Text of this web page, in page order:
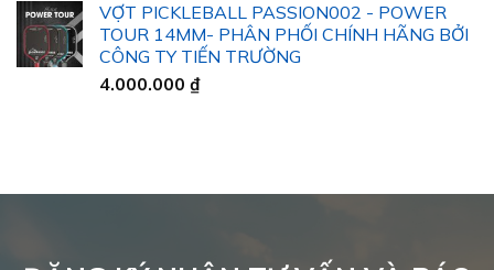
từ
32.000 ₫
đến
VỢT PICKLEBALL PASSION002 - POWER
TOUR 14MM- PHÂN PHỐI CHÍNH HÃNG BỞI
CÔNG TY TIẾN TRƯỜNG
4.000.000 ₫